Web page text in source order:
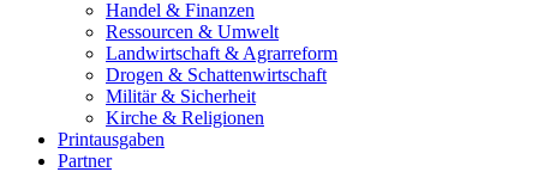
Handel & Finanzen
Ressourcen & Umwelt
Landwirtschaft & Agrarreform
Drogen & Schattenwirtschaft
Militär & Sicherheit
Kirche & Religionen
Printausgaben
Partner